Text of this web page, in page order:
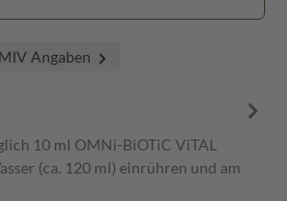
Angaben
10 ml OMNi-BiOTiC ViTAL
(ca. 120 ml) einrühren und am